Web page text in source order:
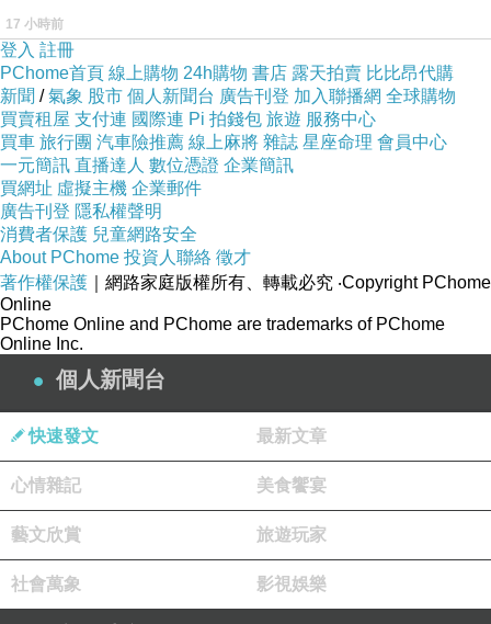
不寧夜 #4
17 小時前
登入 註冊
PChome首頁 線上購物 24h購物 書店 露天拍賣 比比昂代購
新聞 /氣象 股市 個人新聞台 廣告刊登 加入聯播網 全球購物
買賣租屋 支付連 國際連 Pi 拍錢包 旅遊 服務中心
買車 旅行團 汽車險推薦 線上麻將 雜誌 星座命理 會員中心
一元簡訊 直播達人 數位憑證 企業簡訊
買網址 虛擬主機 企業郵件
廣告刊登 隱私權聲明
消費者保護 兒童網路安全
About PChome 投資人聯絡 徵才
著作權保護 ｜網路家庭版權所有、轉載必究 ‧Copyright PChome
Online
PChome Online and PChome are trademarks of PChome
Online Inc.
個人新聞台
快速發文 最新文章
心情雜記 美食饗宴
藝文欣賞 旅遊玩家
社會萬象 影視娛樂